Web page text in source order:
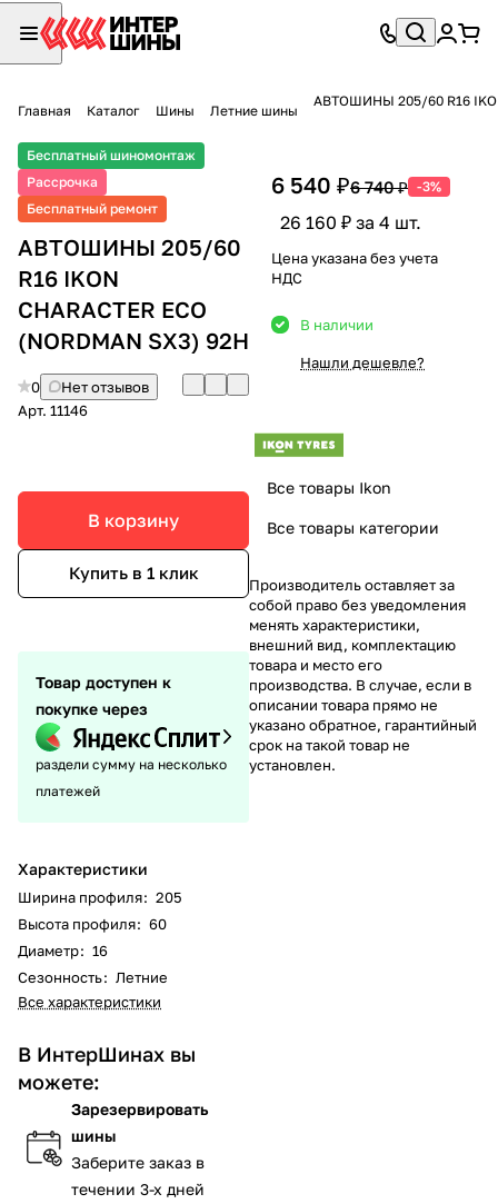
Главная Каталог Шины Летние шины
АВТОШИНЫ 205/60 R16 IKON
Бесплатный шиномонтаж
Рассрочка
Бесплатный ремонт
АВТОШИНЫ 205/60
R16 IKON
CHARACTER ECO
(NORDMAN SX3) 92H
0
Нет отзывов
Арт. 11146
В корзину
Купить в 1 клик
Товар доступен к
покупке через
раздели сумму на несколько
платежей
Характеристики
Ширина профиля: 205
Высота профиля: 60
Диаметр: 16
Сезонность: Летние
Все характеристики
В ИнтерШинах вы
можете:
Зарезервировать
шины
Заберите заказ в
течении 3-х дней
6 540 ₽6 740 ₽ -3%
26 160 ₽ за 4 шт.
Цена указана без учета
НДС
В наличии
Нашли дешевле?
Все товары Ikon
Все товары категории
Производитель оставляет за
собой право без уведомления
менять характеристики,
внешний вид, комплектацию
товара и место его
производства. В случае, если в
описании товара прямо не
указано обратное, гарантийный
срок на такой товар не
установлен.